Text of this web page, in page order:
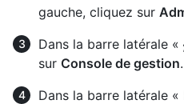
gauche, cliquez sur
Dans la barre latérale «
sur Console de gestion.
Dans la barre latérale